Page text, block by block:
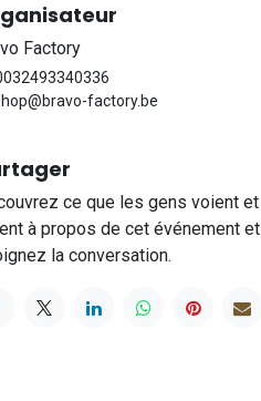
Factory
factory.be
ce que les gens voient et
à propos de cet événement et
la conversation.